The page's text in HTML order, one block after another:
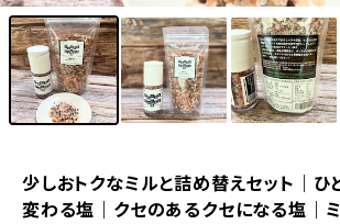
少しおトクなミルと詰め替えセット｜ひ
変わる塩｜クセのあるクセになる塩｜